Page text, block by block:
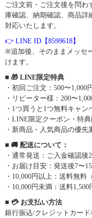
ご注文前・ご注文後を問
庫確認、納期確認、商品詳
対応いたします。
👉 LINE ID【8599618】
※追加後、そのままメッセ
けます。
■ 🎁 LINE限定特典
・初回ご注文：500〜1,000
・リピーター様：200〜
・1つ買うと1つ無料キャン
・LINE限定クーポン・特
・新商品・人気商品の優先
■ 🚚 配送について：
・通常発送：ご入金確認後
・お届け目安：発送後7〜
・10,000円以上：送料無料
・10,000円未満：送料1,500
■ 💳 お支払い方法
銀行振込/クレジットカード